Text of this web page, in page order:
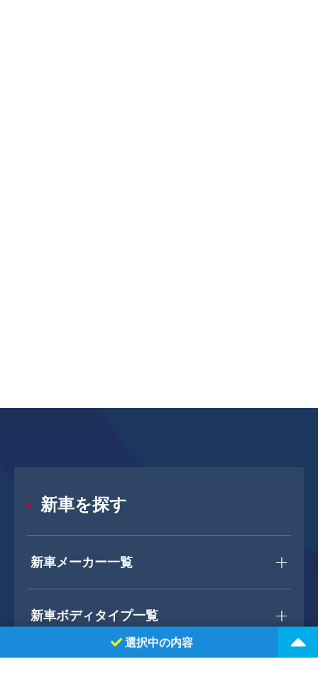
選択中の内容
新車を探す
新車メーカー一覧
新車ボディタイプ一覧